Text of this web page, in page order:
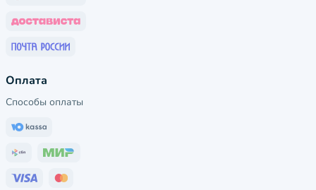
Оплата
Способы оплаты